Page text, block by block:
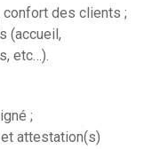
confort des clients ;
(accueil,
etc…).
;
attestation(s)